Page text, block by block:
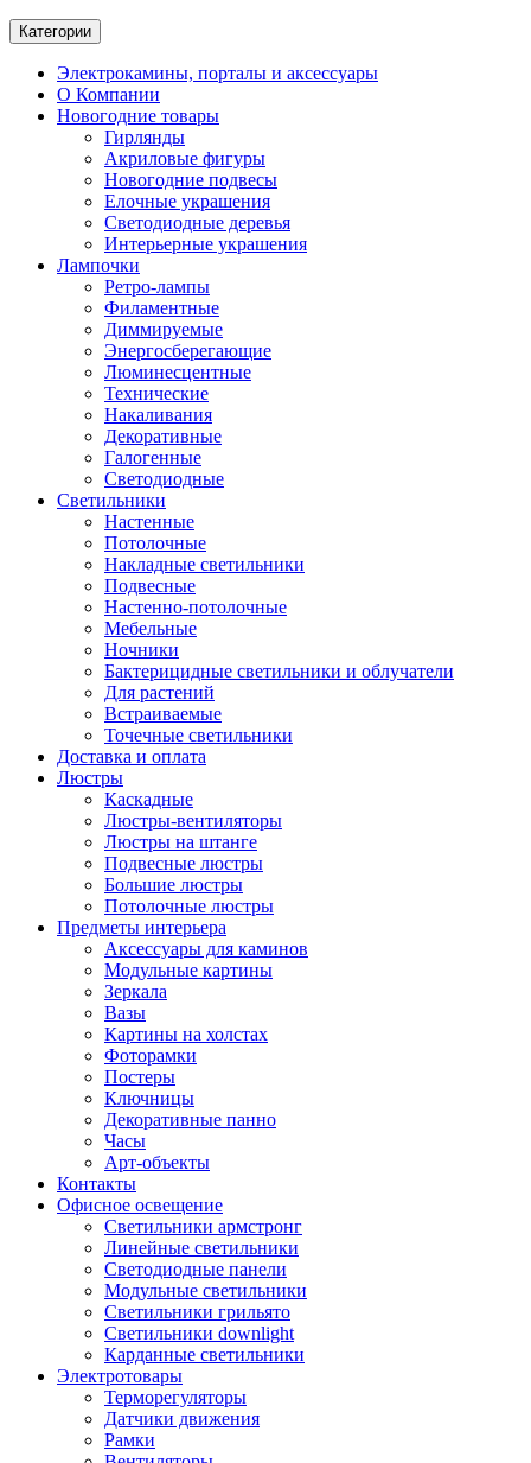
Категории
Электрокамины, порталы и аксессуары
О Компании
Новогодние товары
Гирлянды
Акриловые фигуры
Новогодние подвесы
Елочные украшения
Светодиодные деревья
Интерьерные украшения
Лампочки
Ретро-лампы
Филаментные
Диммируемые
Энергосберегающие
Люминесцентные
Технические
Накаливания
Декоративные
Галогенные
Светодиодные
Светильники
Настенные
Потолочные
Накладные светильники
Подвесные
Настенно-потолочные
Мебельные
Ночники
Бактерицидные светильники и облучатели
Для растений
Встраиваемые
Точечные светильники
Доставка и оплата
Люстры
Каскадные
Люстры-вентиляторы
Люстры на штанге
Подвесные люстры
Большие люстры
Потолочные люстры
Предметы интерьера
Аксессуары для каминов
Модульные картины
Зеркала
Вазы
Картины на холстах
Фоторамки
Постеры
Ключницы
Декоративные панно
Часы
Арт-объекты
Контакты
Офисное освещение
Светильники армстронг
Линейные светильники
Светодиодные панели
Модульные светильники
Светильники грильято
Светильники downlight
Карданные светильники
Электротовары
Терморегуляторы
Датчики движения
Рамки